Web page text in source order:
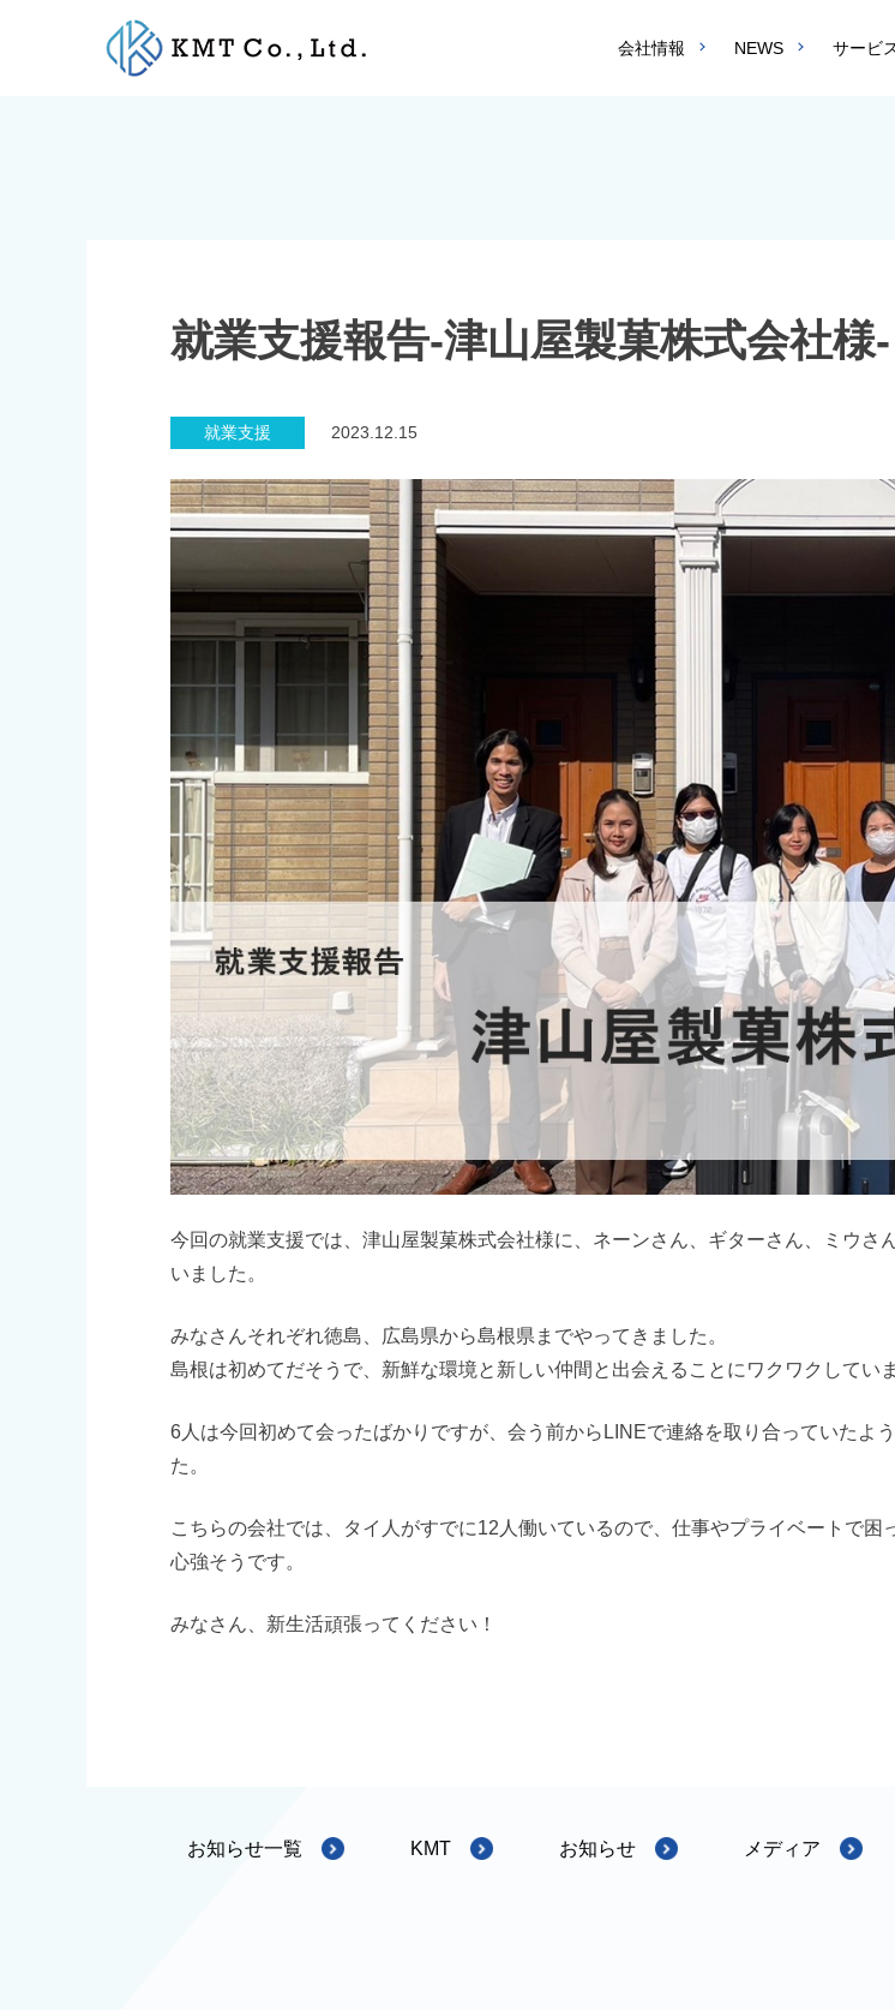
会社情報 NEWS サービ
就業支援報告-津山屋製菓株式会社様-
就業支援 2023.12.15
今回の就業支援では、津山屋製菓株式会社様に、ネーンさん、ギターさん、ミウ
いました。
みなさんそれぞれ徳島、広島県から島根県までやってきました。
島根は初めてだそうで、新鮮な環境と新しい仲間と出会えることにワクワクしていま
6人は今回初めて会ったばかりですが、会う前からLINEで連絡を取り合っていたよ
た。
こちらの会社では、タイ人がすでに12人働いているので、仕事やプライベートで
心強そうです。
みなさん、新生活頑張ってください！
お知らせ一覧 KMT お知らせ メディア